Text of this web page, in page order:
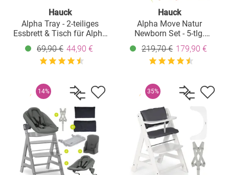
Hauck
Alpha Tray - 2-teiliges
Essbrett & Tisch für Alpha
Hochstühle - White
69,90 € 44,90 €
Hauck
Alpha Move Natur
Newborn Set - 5-tlg.
Hochstuhl + Aufsatz &
Wippe, Essbrett, Sitzkissen
- Stretch Beige
219,70 € 179,90 €
14% 35%